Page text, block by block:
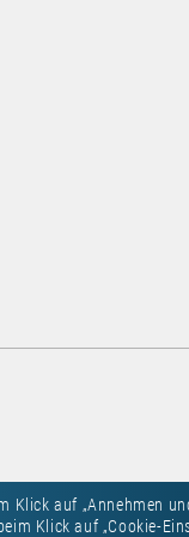
auf „Annehmen
Klick auf „Cookie-